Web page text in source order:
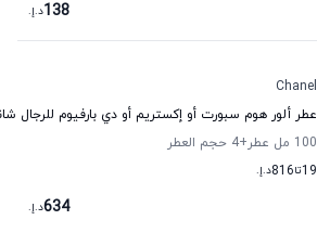
138د.إ.
Chanel
عطر ألور هوم سبورت أو إكستريم أو دي بارفيوم للرجال
100 مل عطر
+4
حجم العطر
19تا816د.إ.
634د.إ.